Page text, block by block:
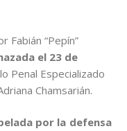
Fabián “Pepín”
el 23 de
Penal Especializado
Chamsarián.
por la defensa